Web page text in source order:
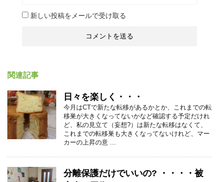
新しい投稿をメールで受け取る
関連記事
日々を楽しく・・・
今月はCTで新たな転移があるかとか、これまでの転
移巣が大きくなってないかなど確認する予定だけれ
ど、私の見立て（妄想?）は新たな転移はなくて、
これまでの転移巣も大きくなってないけれど、マー
カーの上昇の意 ...
分離保護だけでいいの? ・・・・被